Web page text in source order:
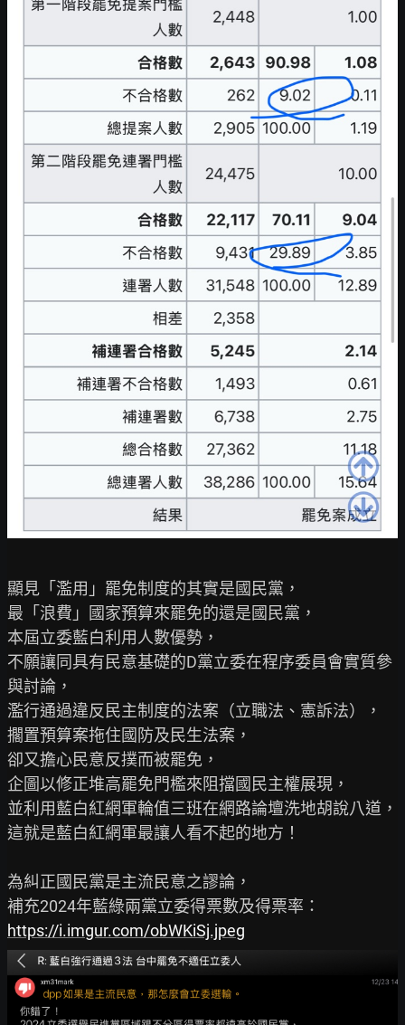
顯見「濫用」罷免制度的其實是國民黨，
最「浪費」國家預算來罷免的還是國民黨，
本屆立委藍白利用人數優勢，
不願讓同具有民意基礎的D黨立委在程序委員會實質參
與討論，
濫行通過違反民主制度的法案（立職法、憲訴法），
擱置預算案拖住國防及民生法案，
卻又擔心民意反撲而被罷免，
企圖以修正堆高罷免門檻來阻擋國民主權展現，
並利用藍白紅網軍輪值三班在網路論壇洗地胡說八道，
這就是藍白紅網軍最讓人看不起的地方！
為糾正國民黨是主流民意之謬論，
https://i.imgur.com/obWKiSj.jpeg